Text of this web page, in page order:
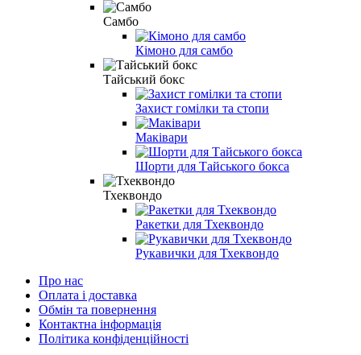
Самбо
Кімоно для самбо
Тайський бокс
Захист гомілки та стопи
Маківари
Шорти для Тайського бокса
Тхеквондо
Ракетки для Тхеквондо
Рукавички для Тхеквондо
Про нас
Оплата і доставка
Обмін та повернення
Контактна інформація
Політика конфіденційності